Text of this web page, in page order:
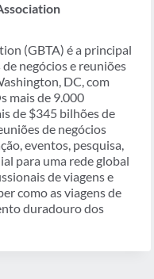
(GBTA) é a principal
negócios e reuniões
DC, com
mais de 9.000
de $345 bilhões de
de negócios
eventos, pesquisa,
para uma rede global
de viagens e
como as viagens de
duradouro dos